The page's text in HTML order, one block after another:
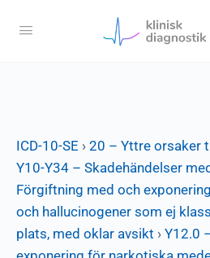
ICD-10-SE › 20 – Yttre orsaker
Y10-Y34 – Skadehändelser
Förgiftning med och
och hallucinogener som ej
plats, med oklar avsikt › Y12.0